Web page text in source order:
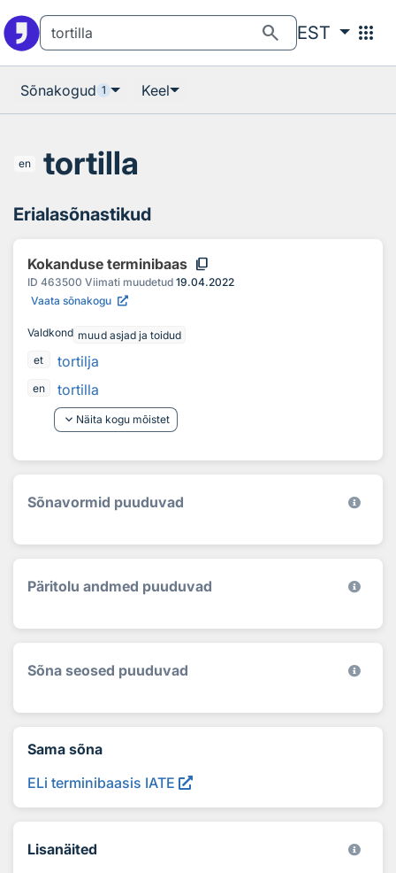
search EST apps
Sõnakogud 1 Keel
en tortilla
Erialasõnastikud
Kokanduse terminibaas content_copy
ID 463500 Viimati muudetud 19.04.2022
Vaata sõnakogu
Valdkond muud asjad ja toidud
et
tortilja
en
tortilla
keyboard_arrow_down Näita kogu mõistet
Sõnavormid puuduvad
Päritolu andmed puuduvad
Sõna seosed puuduvad
Sama sõna
ELi terminibaasis IATE
Lisanäited